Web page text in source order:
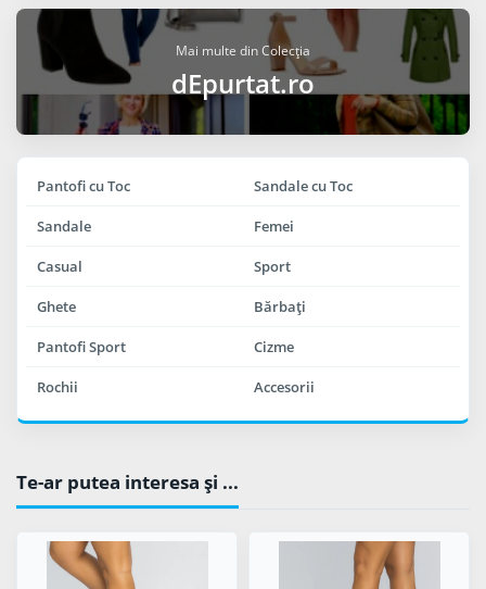
Mai multe din Colecția
dEpurtat.ro
Pantofi cu Toc Sandale cu Toc
Sandale Femei
Casual Sport
Ghete Bărbaţi
Pantofi Sport Cizme
Rochii Accesorii
Te-ar putea interesa şi ...